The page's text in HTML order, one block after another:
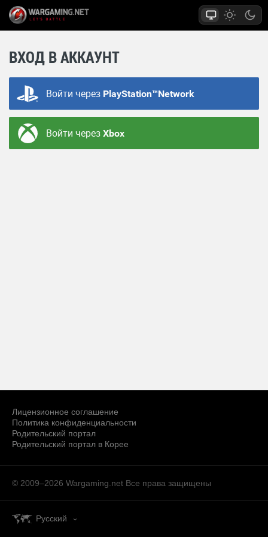
ВХОД В АККАУНТ
Войти через PlayStation™Network
Войти черезXbox
Лицензионное соглашение
Политика конфиденциальности
Родительский портал
Родительский портал в Корее
© 2009–2026 Wargaming.net Все права защищены
Русский